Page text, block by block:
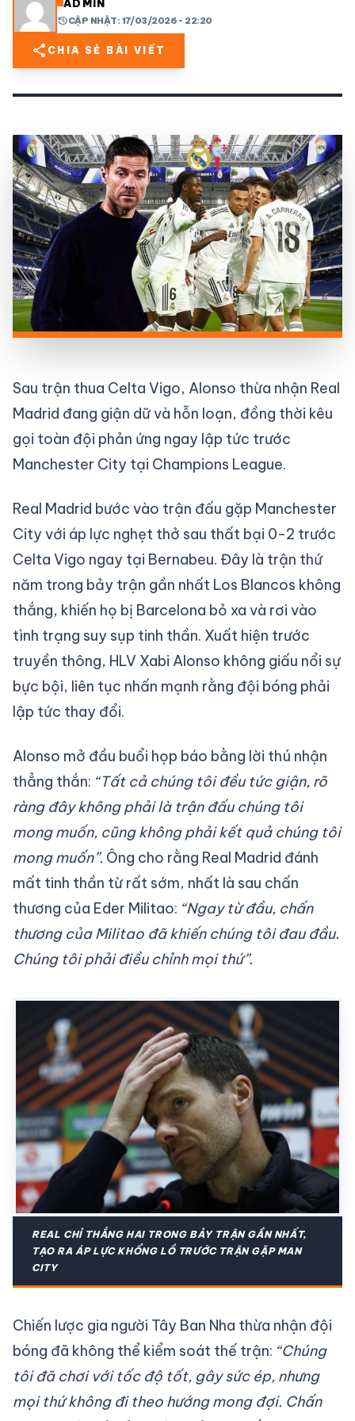
share mail
ADMIN
historyCẬP NHẬT: 17/03/2026 - 22:20
share CHIA SẺ BÀI VIẾT
Sau trận thua Celta Vigo, Alonso thừa nhận Real
Madrid đang giận dữ và hỗn loạn, đồng thời kêu
gọi toàn đội phản ứng ngay lập tức trước
Manchester City tại Champions League.
Real Madrid bước vào trận đấu gặp Manchester
City với áp lực nghẹt thở sau thất bại 0-2 trước
Celta Vigo ngay tại Bernabeu. Đây là trận thứ
năm trong bảy trận gần nhất Los Blancos không
thắng, khiến họ bị Barcelona bỏ xa và rơi vào
tình trạng suy sụp tinh thần. Xuất hiện trước
truyền thông, HLV Xabi Alonso không giấu nổi sự
bực bội, liên tục nhấn mạnh rằng đội bóng phải
lập tức thay đổi.
Alonso mở đầu buổi họp báo bằng lời thú nhận
thẳng thắn: “Tất cả chúng tôi đều tức giận, rõ
ràng đây không phải là trận đấu chúng tôi
mong muốn, cũng không phải kết quả chúng tôi
mong muốn”. Ông cho rằng Real Madrid đánh
mất tinh thần từ rất sớm, nhất là sau chấn
thương của Eder Militao: “Ngay từ đầu, chấn
thương của Militao đã khiến chúng tôi đau đầu.
Chúng tôi phải điều chỉnh mọi thứ”.
REAL CHỈ THẮNG HAI TRONG BẢY TRẬN GẦN NHẤT,
TẠO RA ÁP LỰC KHỔNG LỒ TRƯỚC TRẬN GẶP MAN
CITY
Chiến lược gia người Tây Ban Nha thừa nhận đội
bóng đã không thể kiểm soát thế trận: “Chúng
tôi đã chơi với tốc độ tốt, gây sức ép, nhưng
mọi thứ không đi theo hướng mong đợi. Chấn